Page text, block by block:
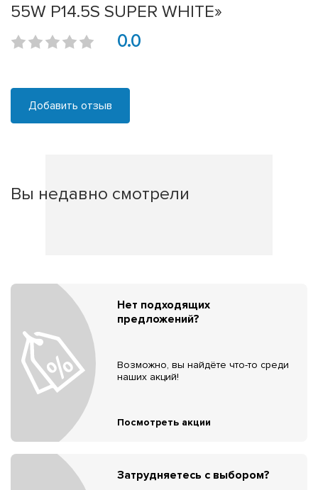
55W P14.5S SUPER WHITE»
0.0
Добавить отзыв
Вы недавно смотрели
Нет подходящих
предложений?
Возможно, вы найдёте что-то среди
наших акций!
Посмотреть акции
Затрудняетесь с выбором?